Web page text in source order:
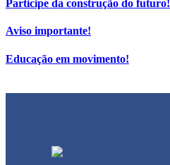
Participe da construção do futuro!
Aviso importante!
Educação em movimento!